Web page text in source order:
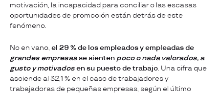
motivación, la incapacidad para conciliar o las escasas
oportunidades de promoción están detrás de este
fenómeno.
No en vano, el 29 % de los empleados y empleadas de
grandes empresasse sienten poco o nada valorados, a
gusto y motivadosen su puesto de trabajo. Una cifra que
asciende al 32,1 % en el caso de trabajadores y
trabajadoras de pequeñas empresas, según el último